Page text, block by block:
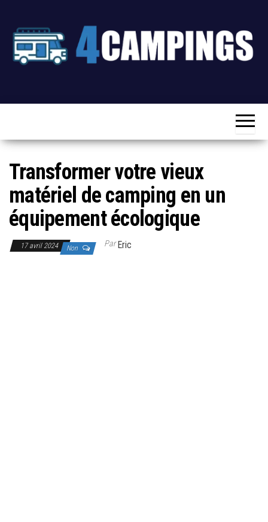
content
Camping-
Transformer votre vieux
matériel de camping en un
équipement écologique
17 avril 2024 Non ParEric